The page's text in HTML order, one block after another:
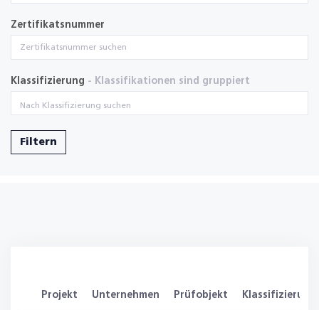
Zertifikatsnummer
Klassifizierung - Klassifikationen sind gruppiert
Filtern
Projekt Unternehmen Prüfobjekt Klassifizierung